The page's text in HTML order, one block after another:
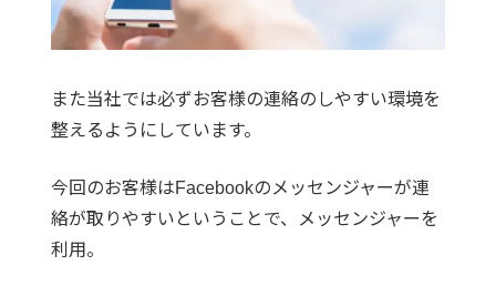
また当社では必ずお客様の連絡のしやすい環境を
整えるようにしています。
今回のお客様はFacebookのメッセンジャーが連
絡が取りやすいということで、メッセンジャーを
利用。